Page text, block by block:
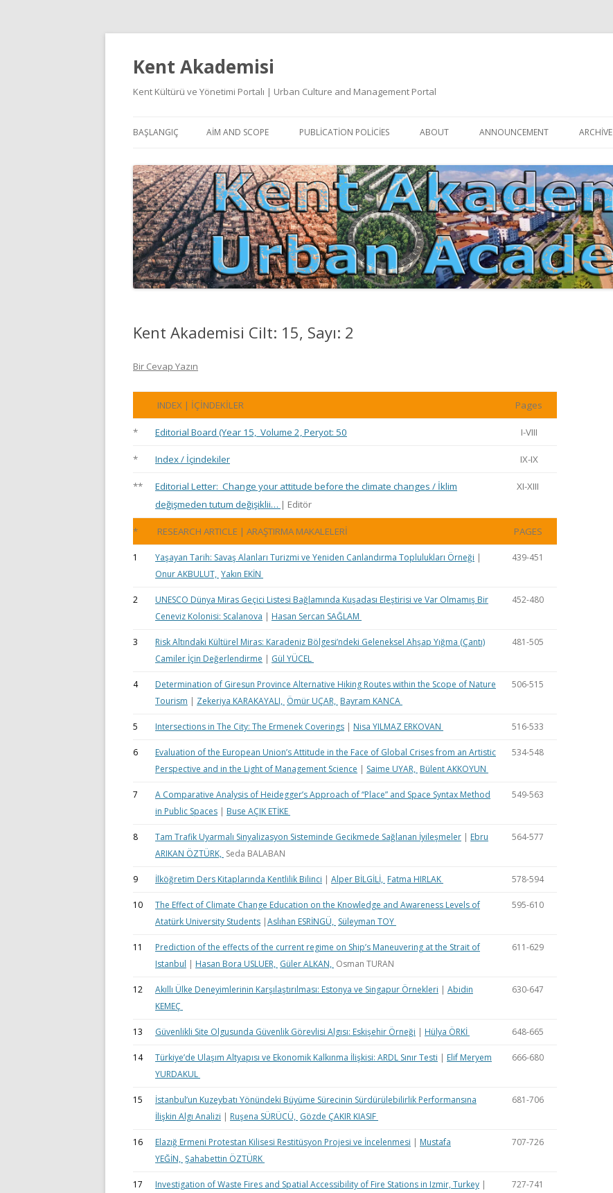
Kent Akademisi
Kent Kültürü ve Yönetimi Portalı | Urban Culture and Management Portal
atla
BAŞLANGIÇ AIM AND SCOPE PUBLICATION POLICIES
DOCUMENTATION
YAZIM KURALLARI
SÜREÇ REHBERI | PROCESS GUIDE
ETIK İLKELER | ETHICAL RULES
ABOUT
EDITORIAL BOARD
ETIK KURUL | ETHICAL BOARDS
İNDEKSLER
JOURNAL HISTORY | DERGI
TARIHÇESI
PUBLICATION GROUP
REKLAM TARIFESI |
ANNOUNCEMENT ARCHIVE
Kent Akademisi Cilt: 15, Sayı: 2
Bir Cevap Yazın
INDEX | İÇİNDEKİLER Pages
* Editorial Board (Year 15, Volume 2, Peryot: 50 I-VIII
* Index / İçindekiler IX-IX
**
Editorial Letter: Change your attitude before the climate changes / İklim
değişmeden tutum değişiklii… | Editör
XI-XIII
* RESEARCH ARTICLE | ARAŞTIRMA MAKALELERİ PAGES
1 Yaşayan Tarih: Savaş Alanları Turizmi ve Yeniden Canlandırma Toplulukları Örneği |
Onur AKBULUT, Yakın EKİN
439-451
2
UNESCO Dünya Miras Geçici Listesi Bağlamında Kuşadası Eleştirisi ve Var Olmamış Bir
Ceneviz Kolonisi: Scalanova | Hasan Sercan SAĞLAM
452-480
3
Risk Altındaki Kültürel Miras: Karadeniz Bölgesi’ndeki Geleneksel Ahşap Yığma (Çantı)
Camiler İçin Değerlendirme | Gül YÜCEL
481-505
4
Determination of Giresun Province Alternative Hiking Routes within the Scope of Nature
Tourism | Zekeriya KARAKAYALI, Ömür UÇAR, Bayram KANCA
506-515
5 Intersections in The City: The Ermenek Coverings | Nisa YILMAZ ERKOVAN 516-533
6
Evaluation of the European Union’s Attitude in the Face of Global Crises from an Artistic
Perspective and in the Light of Management Science | Saime UYAR, Bülent AKKOYUN
534-548
7
A Comparative Analysis of Heidegger’s Approach of “Place” and Space Syntax Method
in Public Spaces | Buse AÇIK ETİKE
549-563
8 Tam Trafik Uyarmalı Sinyalizasyon Sisteminde Gecikmede Sağlanan İyileşmeler | Ebru
ARIKAN ÖZTÜRK, Seda BALABAN
564-577
9 İlköğretim Ders Kitaplarında Kentlilik Bilinci | Alper BİLGİLİ, Fatma HIRLAK 578-594
10
The Effect of Climate Change Education on the Knowledge and Awareness Levels of
Atatürk University Students |Aslıhan ESRİNGÜ, Süleyman TOY
595-610
11
Prediction of the effects of the current regime on Ship’s Maneuvering at the Strait of
Istanbul | Hasan Bora USLUER, Güler ALKAN, Osman TURAN
611-629
12 Akıllı Ülke Deneyimlerinin Karşılaştırılması: Estonya ve Singapur Örnekleri | Abidin
KEMEÇ
630-647
13 Güvenlikli Site Olgusunda Güvenlik Görevlisi Algısı: Eskişehir Örneği | Hülya ÖRKİ 648-665
14 Türkiye’de Ulaşım Altyapısı ve Ekonomik Kalkınma İlişkisi: ARDL Sınır Testi | Elif Meryem
YURDAKUL
666-680
15
İstanbul’un Kuzeybatı Yönündeki Büyüme Sürecinin Sürdürülebilirlik Performansına
İlişkin Algı Analizi | Ruşena SÜRÜCÜ, Gözde ÇAKIR KIASIF
681-706
16 Elazığ Ermeni Protestan Kilisesi Restitüsyon Projesi ve İncelenmesi | Mustafa
YEĞİN, Şahabettin ÖZTÜRK
707-726
17 Investigation of Waste Fires and Spatial Accessibility of Fire Stations in Izmir, Turkey |
727-741